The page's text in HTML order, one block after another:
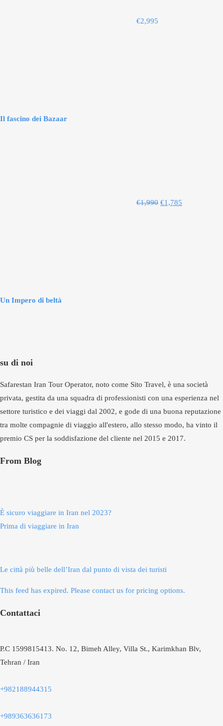
€2,995
Il fascino dei Bazaar
€1,990 €1,785
Un Impero di beltà
su di noi
Safarestan Iran Tour Operator, noto come Sito Travel, è una società
privata, gestita da una squadra di professionisti con una esperienza nel
settore turistico e dei viaggi dal 2002, e gode di una buona reputazione
tra molte compagnie di viaggio all'estero, allo stesso modo, ha vinto il
premio CS per la soddisfazione del cliente nel 2015 e 2017.
From Blog
È sicuro viaggiare in Iran nel 2023?
Prima di viaggiare in Iran
Le città più belle dell’Iran dal punto di vista dei turisti
This feed has expired. Please contact us for pricing options.
Contattaci
P.C 1599815413. No. 12, Bimeh Alley, Villa St., Karimkhan Blv,
Tehran / Iran
+982188944315
+989363636173